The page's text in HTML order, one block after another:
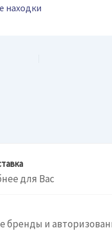
находки
для Вас
бренды и